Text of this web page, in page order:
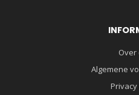
Over
Algemene
Privacy